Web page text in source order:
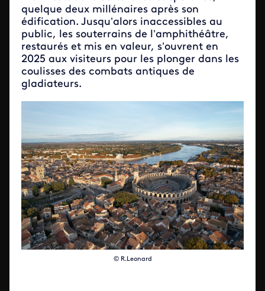
quelque deux millénaires après son
édification. Jusqu’alors inaccessibles au
public, les souterrains de l’amphithéâtre,
restaurés et mis en valeur, s’ouvrent en
2025 aux visiteurs pour les plonger dans les
coulisses des combats antiques de
gladiateurs.
© R.Leonard